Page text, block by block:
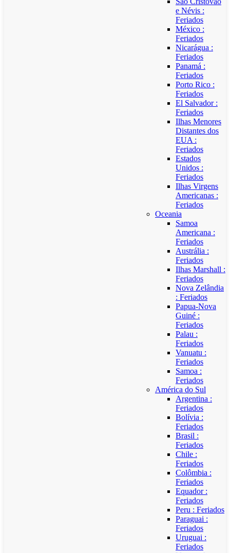
e Névis :
Feriados
México :
Feriados
Nicarágua :
Feriados
Panamá :
Feriados
Porto Rico :
Feriados
El Salvador :
Feriados
Ilhas Menores
Distantes dos
EUA :
Feriados
Estados
Unidos :
Feriados
Ilhas Virgens
Americanas :
Feriados
Oceania
Samoa
Americana :
Feriados
Austrália :
Feriados
Ilhas Marshall :
Feriados
Nova Zelândia
: Feriados
Papua-Nova
Guiné :
Feriados
Palau :
Feriados
Vanuatu :
Feriados
Samoa :
Feriados
América do Sul
Argentina :
Feriados
Bolívia :
Feriados
Brasil :
Feriados
Chile :
Feriados
Colômbia :
Feriados
Equador :
Feriados
Peru : Feriados
Paraguai :
Feriados
Uruguai :
Feriados